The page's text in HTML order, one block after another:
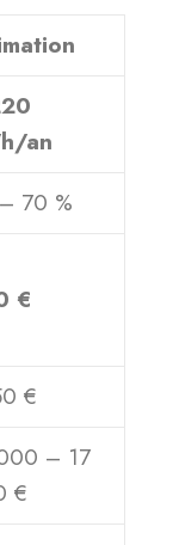
an
70 %
€
€
– 17
€